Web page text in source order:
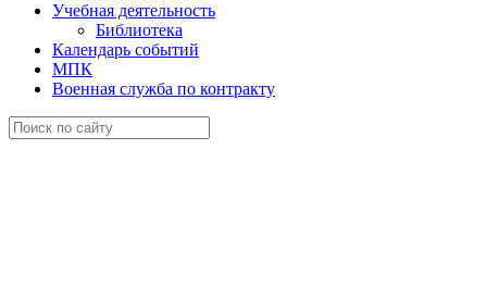
Учебная деятельность
Библиотека
Календарь событий
МПК
Военная служба по контракту